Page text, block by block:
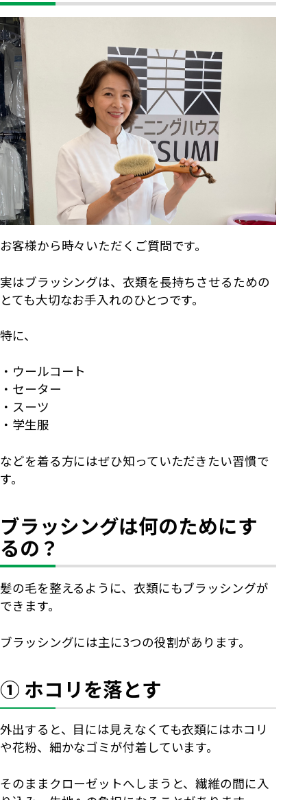
お客様から時々いただくご質問です。
実はブラッシングは、衣類を長持ちさせるための
とても大切なお手入れのひとつです。
特に、
・ウールコート
・セーター
・スーツ
・学生服
などを着る方にはぜひ知っていただきたい習慣で
す。
ブラッシングは何のためにす
るの？
髪の毛を整えるように、衣類にもブラッシングが
できます。
ブラッシングには主に3つの役割があります。
① ホコリを落とす
外出すると、目には見えなくても衣類にはホコリ
や花粉、細かなゴミが付着しています。
そのままクローゼットへしまうと、繊維の間に入